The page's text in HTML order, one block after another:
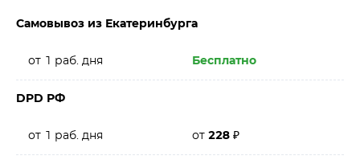
Самовывоз из Екатеринбурга
от 1 раб. дня Бесплатно
DPD РФ
от 1 раб. дня от 228 ₽